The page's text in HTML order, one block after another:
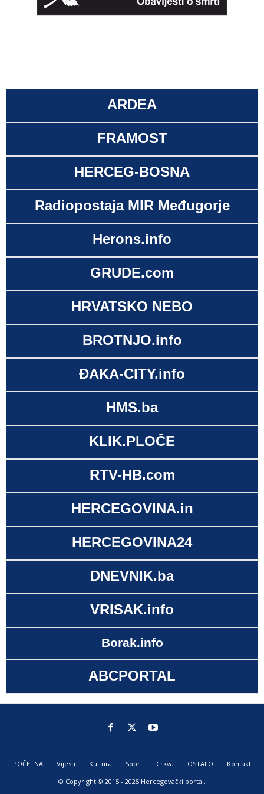
ARDEA
FRAMOST
HERCEG-BOSNA
Radiopostaja MIR Međugorje
Herons.info
GRUDE.com
HRVATSKO NEBO
BROTNJO.info
ĐAKA-CITY.info
HMS.ba
KLIK.PLOČE
RTV-HB.com
HERCEGOVINA.in
HERCEGOVINA24
DNEVNIK.ba
VRISAK.info
Borak.info
ABCPORTAL
POČETNA Vijesti Kultura Sport Crkva OSTALO
Kontakt
© Copyright © 2015 - 2025 Hercegovački portal.